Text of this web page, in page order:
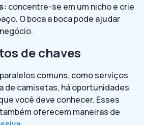
concentre-se em um nicho e crie
O boca a boca pode ajudar
de chaves
comuns, como serviços
de camisetas, há oportunidades
você deve conhecer. Esses
oferecem maneiras de